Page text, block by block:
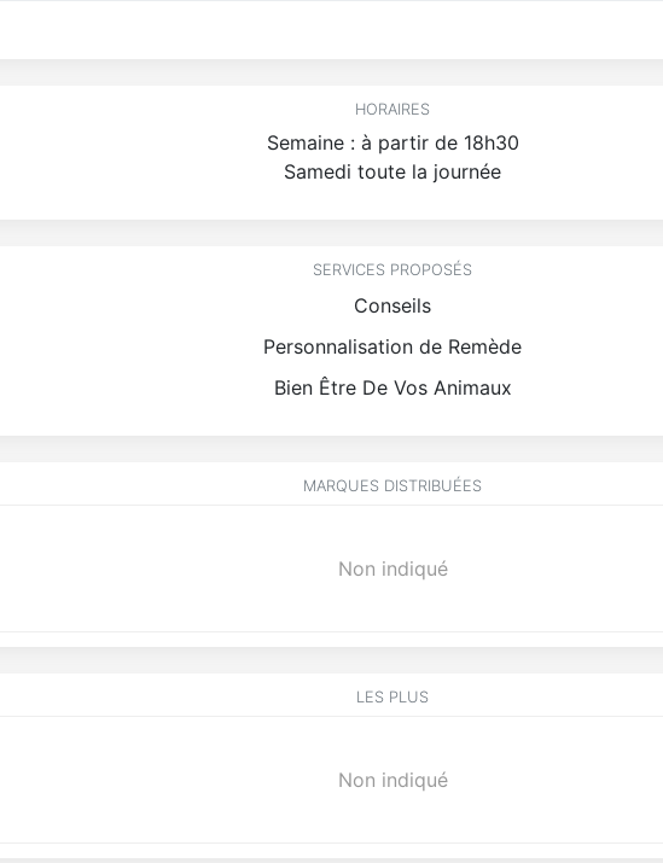
HORAIRES
Semaine : à partir de 18h30
Samedi toute la journée
SERVICES PROPOSÉS
Conseils
Personnalisation de Remède
Bien Être De Vos Animaux
MARQUES DISTRIBUÉES
Non indiqué
LES PLUS
Non indiqué